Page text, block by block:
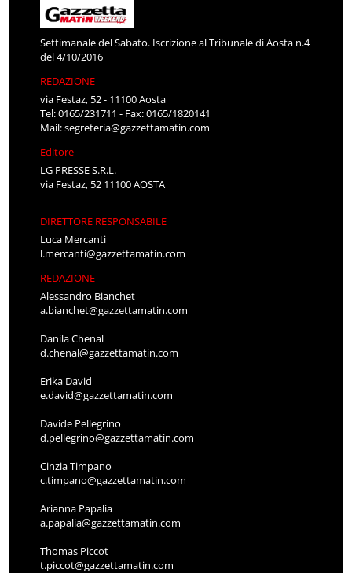
Settimanale del Sabato. Iscrizione al Tribunale di Aosta n.4
del 4/10/2016
REDAZIONE
via Festaz, 52 - 11100 Aosta
Tel: 0165/231711 - Fax: 0165/1820141
Mail:segreteria@gazzettamatin.com
Editore
LG PRESSE S.R.L.
via Festaz, 52 11100 AOSTA
DIRETTORE RESPONSABILE
Luca Mercanti
l.mercanti@gazzettamatin.com
REDAZIONE
Alessandro Bianchet
a.bianchet@gazzettamatin.com
Danila Chenal
d.chenal@gazzettamatin.com
Erika David
e.david@gazzettamatin.com
Davide Pellegrino
d.pellegrino@gazzettamatin.com
Cinzia Timpano
c.timpano@gazzettamatin.com
Arianna Papalia
a.papalia@gazzettamatin.com
Thomas Piccot
t.piccot@gazzettamatin.com